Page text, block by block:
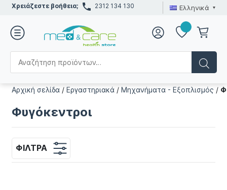
Χρειάζεστε βοήθεια; 2312 134 130 Ελληνικά
Αρχική σελίδα /Εργαστηριακά /Μηχανήματα - Εξοπλισμός /
Φυγόκεντροι
ΦΊΛΤΡΑ